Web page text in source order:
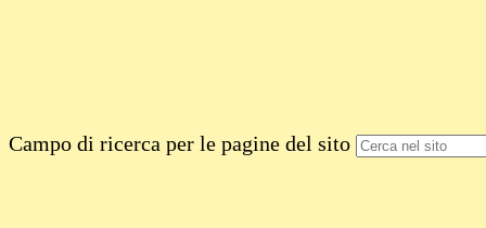
Campo di ricerca per le pagine del sito